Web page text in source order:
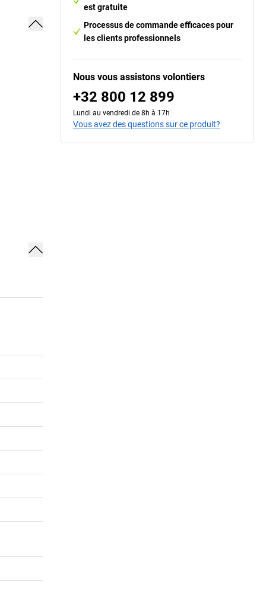
est gratuite
Processus de commande efficaces pour
les clients professionnels
Nous vous assistons volontiers
+32 800 12 899
Lundi au vendredi de 8h à 17h
Vous avez des questions sur ce produit?